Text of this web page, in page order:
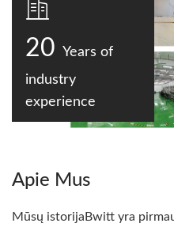
20 Years of
industry
experience
Apie Mus
Mūsų istorijaBwitt yra